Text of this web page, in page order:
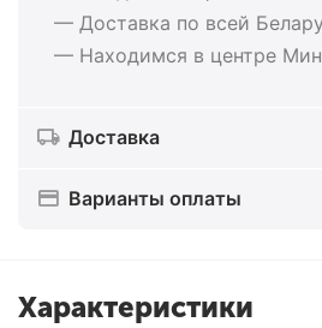
— Доставка по всей
— Находимся в центре
Доставка
Варианты оплаты
Характеристики